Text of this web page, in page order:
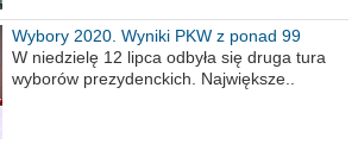
Wybory 2020. Wyniki PKW z ponad 99
procent obwodów
W niedzielę 12 lipca odbyła się druga tura
wyborów prezydenckich. Największe..